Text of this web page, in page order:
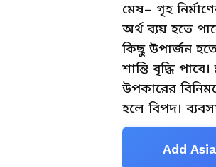
মেষ– গৃহ
অর্থ ব্যয় হতে
কিছু উপার্জন
শান্তি বৃদ্ধি
উপকারের
হলে বিপদ।
Add